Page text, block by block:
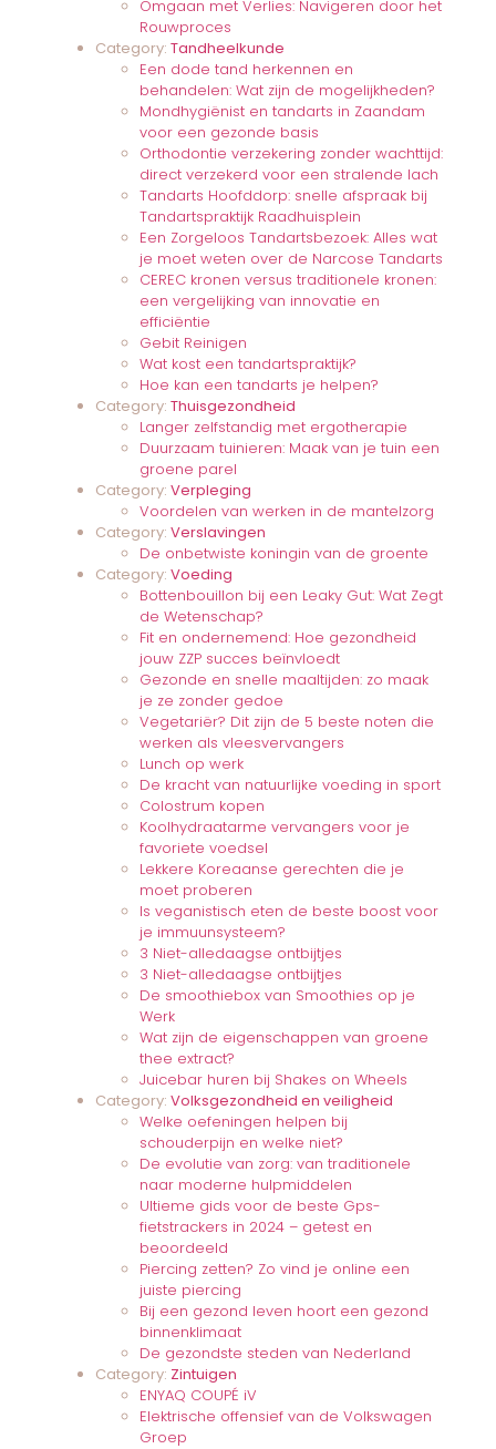
Omgaan met Verlies: Navigeren door het
Rouwproces
Category: Tandheelkunde
Een dode tand herkennen en
behandelen: Wat zijn de mogelijkheden?
Mondhygiënist en tandarts in Zaandam
voor een gezonde basis
Orthodontie verzekering zonder wachttijd:
direct verzekerd voor een stralende lach
Tandarts Hoofddorp: snelle afspraak bij
Tandartspraktijk Raadhuisplein
Een Zorgeloos Tandartsbezoek: Alles wat
je moet weten over de Narcose Tandarts
CEREC kronen versus traditionele kronen:
een vergelijking van innovatie en
efficiëntie
Gebit Reinigen
Wat kost een tandartspraktijk?
Hoe kan een tandarts je helpen?
Category: Thuisgezondheid
Langer zelfstandig met ergotherapie
Duurzaam tuinieren: Maak van je tuin een
groene parel
Category: Verpleging
Voordelen van werken in de mantelzorg
Category: Verslavingen
De onbetwiste koningin van de groente
Category: Voeding
Bottenbouillon bij een Leaky Gut: Wat Zegt
de Wetenschap?
Fit en ondernemend: Hoe gezondheid
jouw ZZP succes beïnvloedt
Gezonde en snelle maaltijden: zo maak
je ze zonder gedoe
Vegetariër? Dit zijn de 5 beste noten die
werken als vleesvervangers
Lunch op werk
De kracht van natuurlijke voeding in sport
Colostrum kopen
Koolhydraatarme vervangers voor je
favoriete voedsel
Lekkere Koreaanse gerechten die je
moet proberen
Is veganistisch eten de beste boost voor
je immuunsysteem?
3 Niet-alledaagse ontbijtjes
3 Niet-alledaagse ontbijtjes
De smoothiebox van Smoothies op je
Werk
Wat zijn de eigenschappen van groene
thee extract?
Juicebar huren bij Shakes on Wheels
Category: Volksgezondheid en veiligheid
Welke oefeningen helpen bij
schouderpijn en welke niet?
De evolutie van zorg: van traditionele
naar moderne hulpmiddelen
Ultieme gids voor de beste Gps-
fietstrackers in 2024 – getest en
beoordeeld
Piercing zetten? Zo vind je online een
juiste piercing
Bij een gezond leven hoort een gezond
binnenklimaat
De gezondste steden van Nederland
Category: Zintuigen
ENYAQ COUPÉ iV
Elektrische offensief van de Volkswagen
Groep